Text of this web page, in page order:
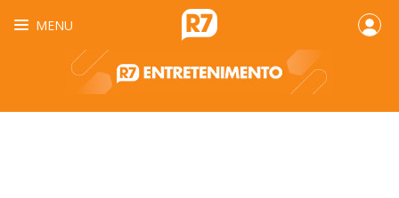
MENU